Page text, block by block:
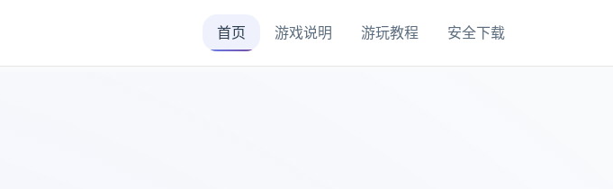
首页 游戏说明 游玩教程 安全下载